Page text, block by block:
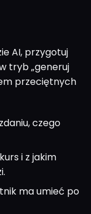
AI, przygotuj
tryb „generuj
przeciętnych
czego
i z jakim
ma umieć po